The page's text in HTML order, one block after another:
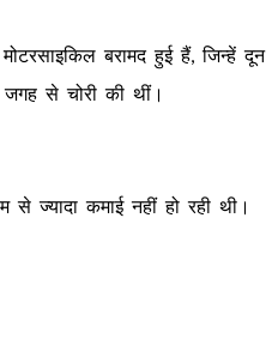
बरामद हुई हैं, जिन्हें दून
जगह से चोरी की थीं।
ज्यादा कमाई नहीं हो रही थी।